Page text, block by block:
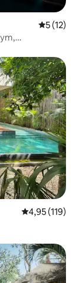
Note
5 (12)
Note
4,95 (119)